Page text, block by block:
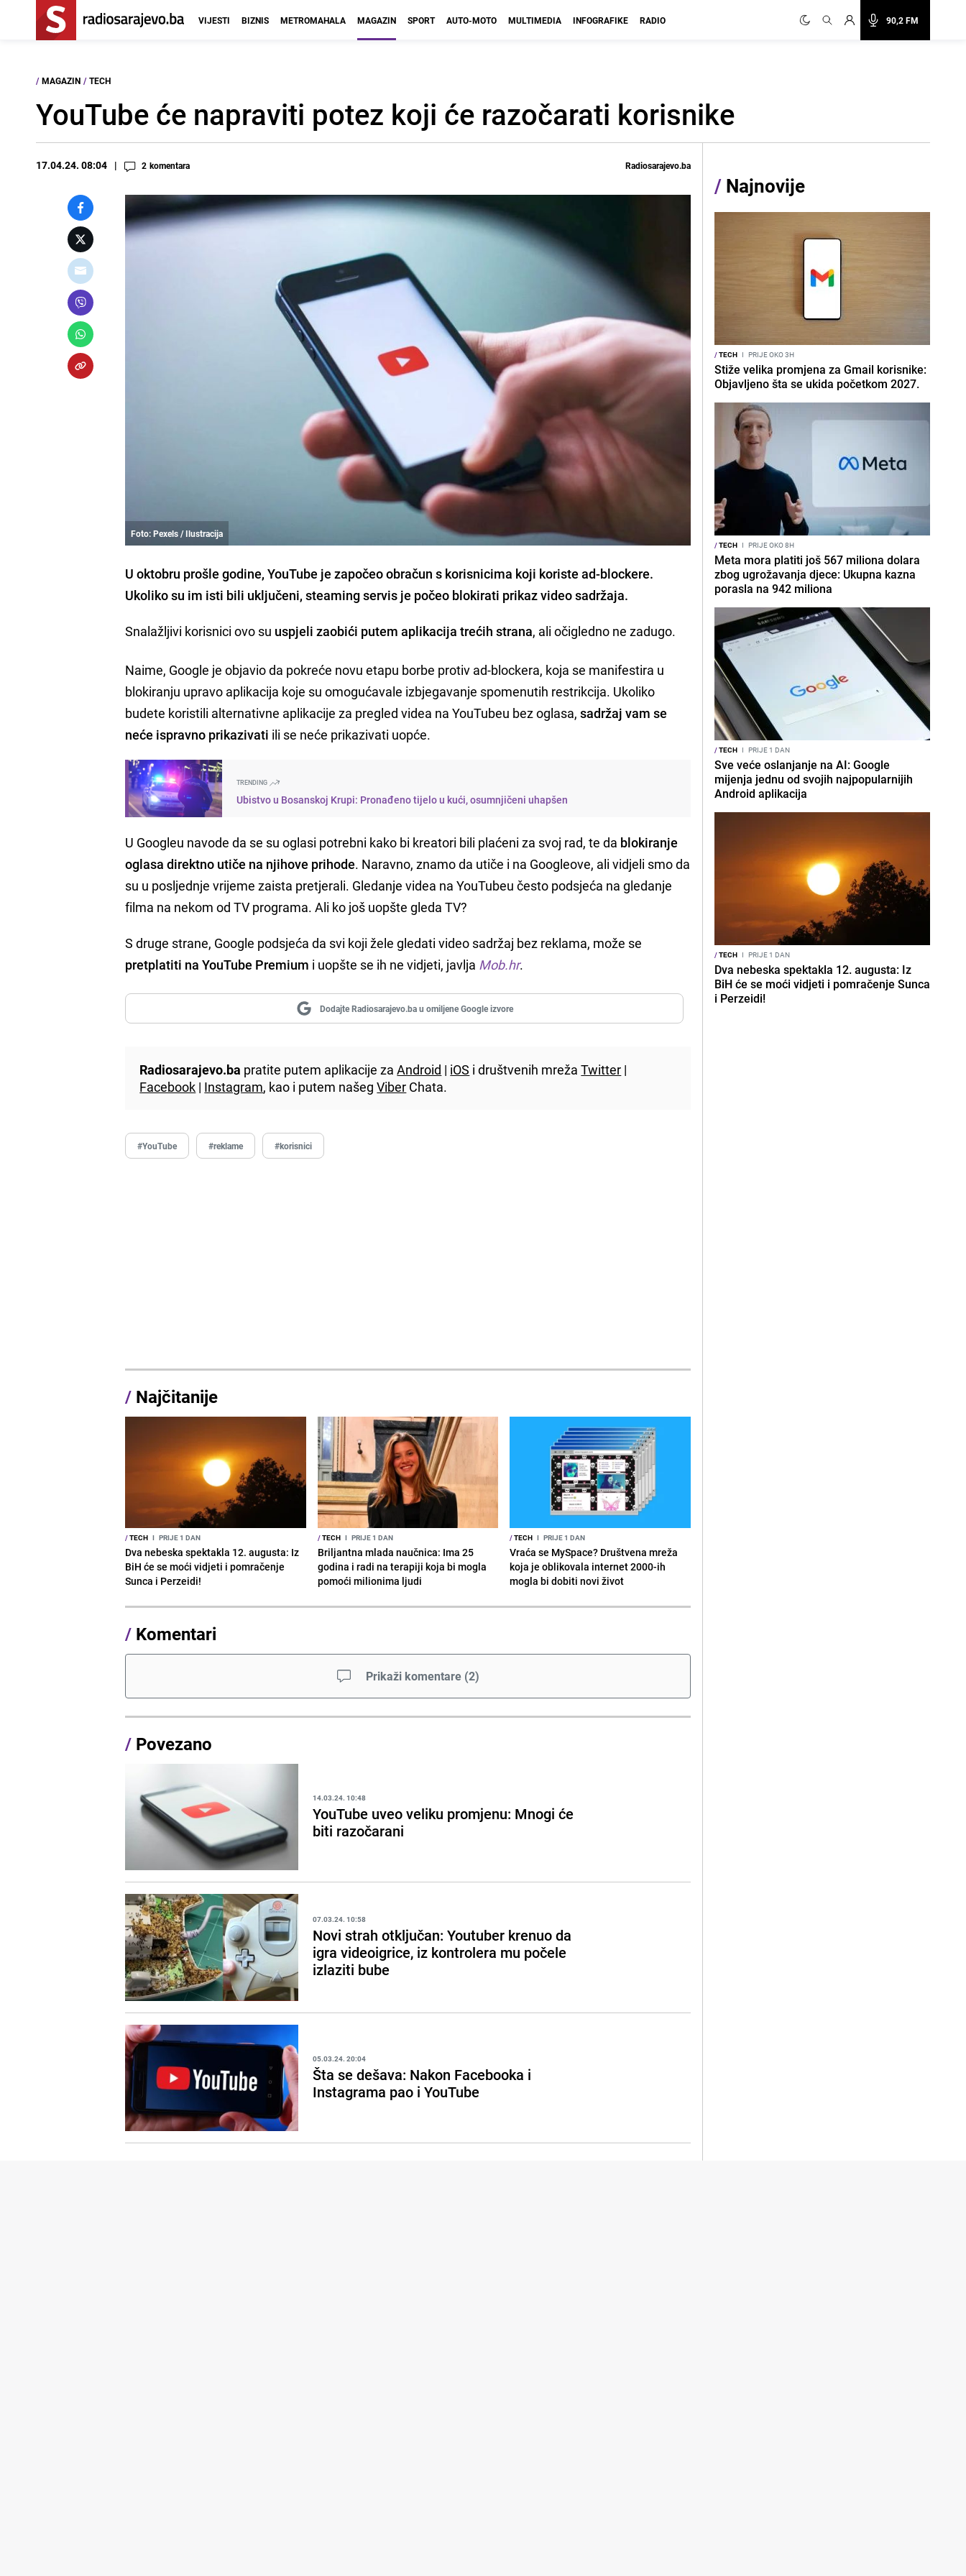
90,2 FM
VIJESTI BIZNIS METROMAHALA MAGAZIN SPORT AUTO-MOTO MULTIMEDIA INFOGRAFIKE RADIO
/ MAGAZIN / TECH
YouTube će napraviti potez koji će razočarati korisnike
17.04.24. 08:04 2 komentara Radiosarajevo.ba
Foto: Pexels / Ilustracija
U oktobru prošle godine, YouTube je započeo obračun s korisnicima koji koriste ad-blockere.
Ukoliko su im isti bili uključeni, steaming servis je počeo blokirati prikaz video sadržaja.
Snalažljivi korisnici ovo su uspjeli zaobići putem aplikacija trećih strana, ali očigledno ne zadugo.
Naime, Google je objavio da pokreće novu etapu borbe protiv ad-blockera, koja se manifestira u
blokiranju upravo aplikacija koje su omogućavale izbjegavanje spomenutih restrikcija. Ukoliko
budete koristili alternativne aplikacije za pregled videa na YouTubeu bez oglasa, sadržaj vam se
neće ispravno prikazivati ili se neće prikazivati uopće.
TRENDING
Ubistvo u Bosanskoj Krupi: Pronađeno tijelo u kući, osumnjičeni uhapšen
U Googleu navode da se su oglasi potrebni kako bi kreatori bili plaćeni za svoj rad, te da blokiranje
oglasa direktno utiče na njihove prihode. Naravno, znamo da utiče i na Googleove, ali vidjeli smo da
su u posljednje vrijeme zaista pretjerali. Gledanje videa na YouTubeu često podsjeća na gledanje
filma na nekom od TV programa. Ali ko još uopšte gleda TV?
S druge strane, Google podsjeća da svi koji žele gledati video sadržaj bez reklama, može se
pretplatiti na YouTube Premium i uopšte se ih ne vidjeti, javlja Mob.hr.
Dodajte Radiosarajevo.ba u omiljene Google izvore
Radiosarajevo.ba pratite putem aplikacije zaAndroid | iOS i društvenih mrežaTwitter |
Facebook | Instagram, kao i putem našegViber Chata.
#YouTube #reklame #korisnici
/ Najčitanije
/TECH I PRIJE 1 DAN
Dva nebeska spektakla 12. augusta: Iz
BiH će se moći vidjeti i pomračenje
Sunca i Perzeidi!
/TECH I PRIJE 1 DAN
Briljantna mlada naučnica: Ima 25
godina i radi na terapiji koja bi mogla
pomoći milionima ljudi
/TECH I PRIJE 1 DAN
Vraća se MySpace? Društvena mreža
koja je oblikovala internet 2000-ih
mogla bi dobiti novi život
/ Komentari
Prikaži komentare (2)
/ Povezano
14.03.24. 10:48
YouTube uveo veliku promjenu: Mnogi će
biti razočarani
07.03.24. 10:58
Novi strah otključan: Youtuber krenuo da
igra videoigrice, iz kontrolera mu počele
izlaziti bube
05.03.24. 20:04
Šta se dešava: Nakon Facebooka i
Instagrama pao i YouTube
/ Najnovije
/TECH I PRIJE OKO 3H
Stiže velika promjena za Gmail korisnike:
Objavljeno šta se ukida početkom 2027.
/TECH I PRIJE OKO 8H
Meta mora platiti još 567 miliona dolara
zbog ugrožavanja djece: Ukupna kazna
porasla na 942 miliona
/TECH I PRIJE 1 DAN
Sve veće oslanjanje na AI: Google
mijenja jednu od svojih najpopularnijih
Android aplikacija
/TECH I PRIJE 1 DAN
Dva nebeska spektakla 12. augusta: Iz
BiH će se moći vidjeti i pomračenje Sunca
i Perzeidi!